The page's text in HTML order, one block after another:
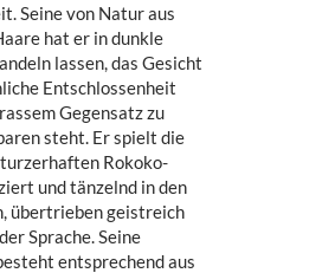
Seine von Natur aus
hat er in dunkle
lassen, das Gesicht
Entschlossenheit
Gegensatz zu
steht. Er spielt die
Rokoko-
und tänzelnd in den
übertrieben geistreich
Sprache. Seine
entsprechend aus